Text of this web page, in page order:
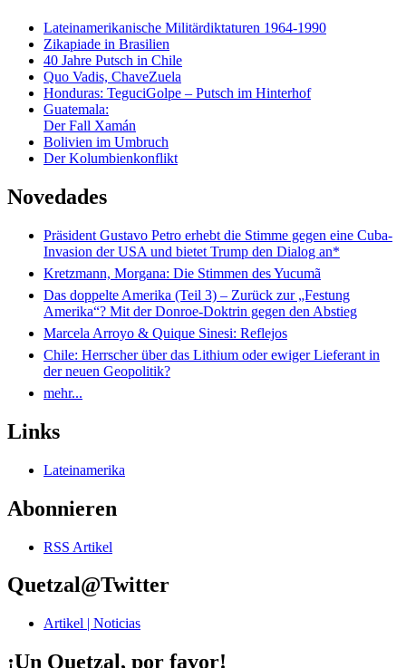
Lateinamerikanische Militärdiktaturen 1964-1990
Zikapiade in Brasilien
40 Jahre Putsch in Chile
Quo Vadis, ChaveZuela
Honduras: TeguciGolpe – Putsch im Hinterhof
Guatemala:
Der Fall Xamán
Bolivien im Umbruch
Der Kolumbienkonflikt
Novedades
Präsident Gustavo Petro erhebt die Stimme gegen eine Cuba-
Invasion der USA und bietet Trump den Dialog an*
Kretzmann, Morgana: Die Stimmen des Yucumã
Das doppelte Amerika (Teil 3) – Zurück zur „Festung
Amerika“? Mit der Donroe-Doktrin gegen den Abstieg
Marcela Arroyo & Quique Sinesi: Reflejos
Chile: Herrscher über das Lithium oder ewiger Lieferant in
der neuen Geopolitik?
mehr...
Links
Lateinamerika
Abonnieren
RSS Artikel
Quetzal@Twitter
Artikel | Noticias
¡Un Quetzal, por favor!